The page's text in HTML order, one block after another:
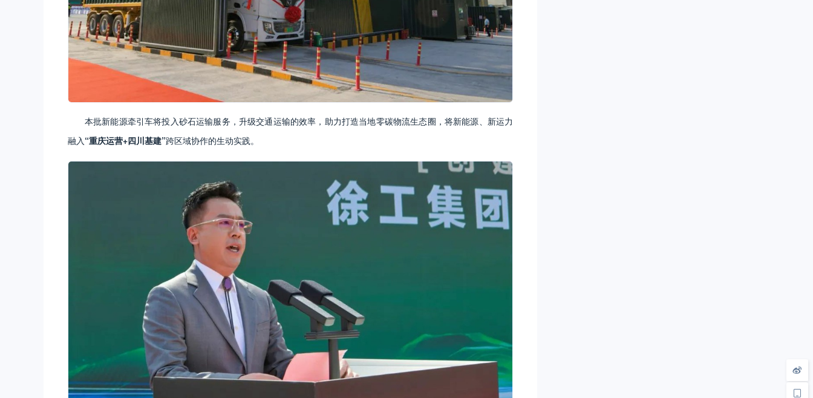
本批新能源牵引车将投入砂石运输服务，升级交通运输的效率，助力打造当地零碳物流生态圈，将新能源、新运力
融入 “重庆运营+四川基建”跨区域协作的生动实践。